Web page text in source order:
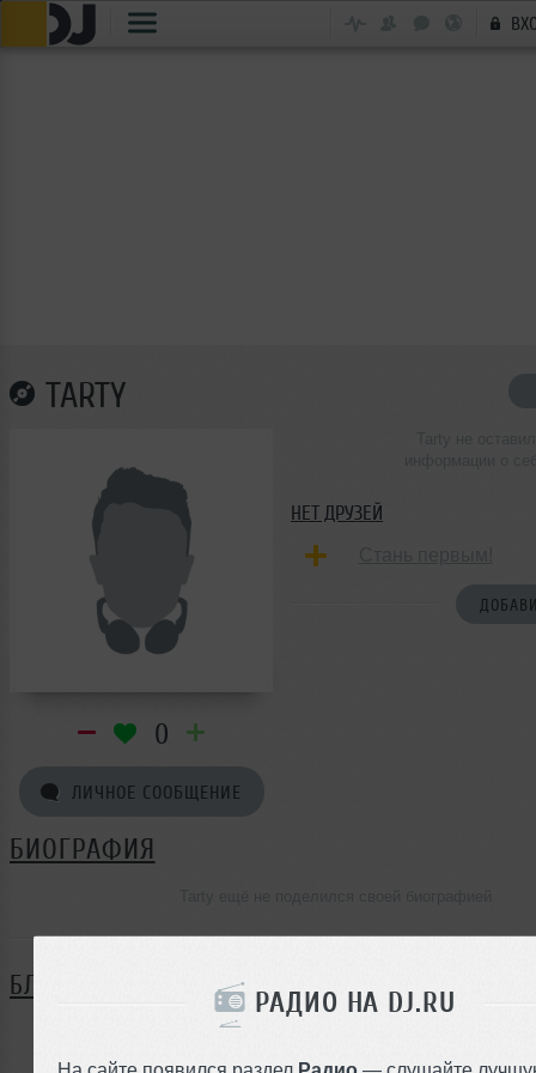
РАДИО НА DJ.RU
На сайте появился раздел Радио — слушайте
TARTY
0
ЛИЧНОЕ СООБЩЕНИЕ
НЕТ ДРУЗЕЙ
БИОГРАФИЯ
БЛОГ